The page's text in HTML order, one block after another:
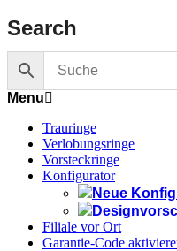
Search
Menu
Trauringe
Verlobungsringe
Vorsteckringe
Konfigurator
Neue
Filiale vor Ort
Garantie-Code